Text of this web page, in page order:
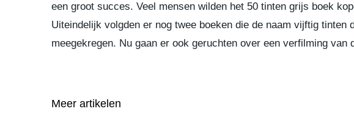
een groot succes. Veel mensen wilden het 50 tinten grijs boek
Uiteindelijk volgden er nog twee boeken die de naam vijftig tinten
meegekregen. Nu gaan er ook geruchten over een verfilming van
Meer artikelen